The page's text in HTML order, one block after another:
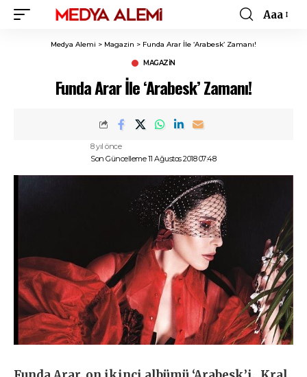
Font
Aaa
Medya Alemi > Magazin > Funda Arar İle ‘Arabesk’ Zamanı!
MAGAZIN
Funda Arar İle ‘Arabesk’ Zamanı!
Son Güncelleme 11 Ağustos 2018 07:48
8 yıl önce